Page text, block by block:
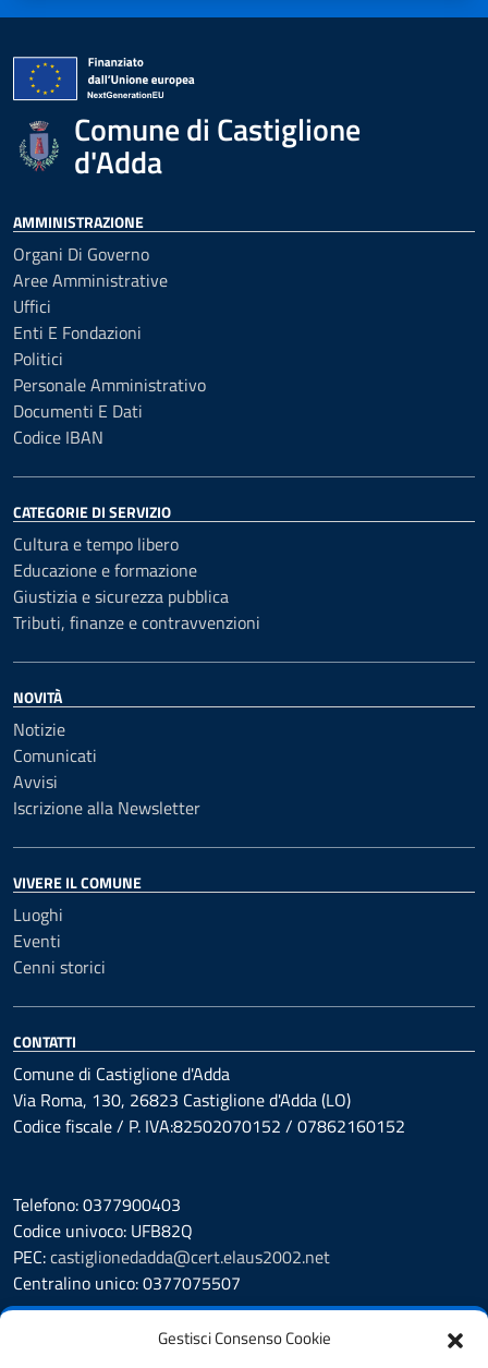
Gestisci Consenso Cookie
Comune di Castiglione
d'Adda
AMMINISTRAZIONE
Organi Di Governo
Aree Amministrative
Uffici
Enti E Fondazioni
Politici
Personale Amministrativo
Documenti E Dati
Codice IBAN
CATEGORIE DI SERVIZIO
Cultura e tempo libero
Educazione e formazione
Giustizia e sicurezza pubblica
Tributi, finanze e contravvenzioni
NOVITÀ
Notizie
Comunicati
Avvisi
Iscrizione alla Newsletter
VIVERE IL COMUNE
Luoghi
Eventi
Cenni storici
CONTATTI
Comune di Castiglione d'Adda
Via Roma, 130, 26823 Castiglione d'Adda (LO)
Codice fiscale / P. IVA:82502070152 / 07862160152
Telefono: 0377900403
Codice univoco: UFB82Q
PEC:castiglionedadda@cert.elaus2002.net
Centralino unico: 0377075507
Prenotazione appuntamento